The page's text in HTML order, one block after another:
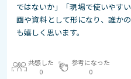
ではないか」「現場で使いやす
画や資料として形になり、誰か
も嬉しく思います。
共感した
0
参考になった
0